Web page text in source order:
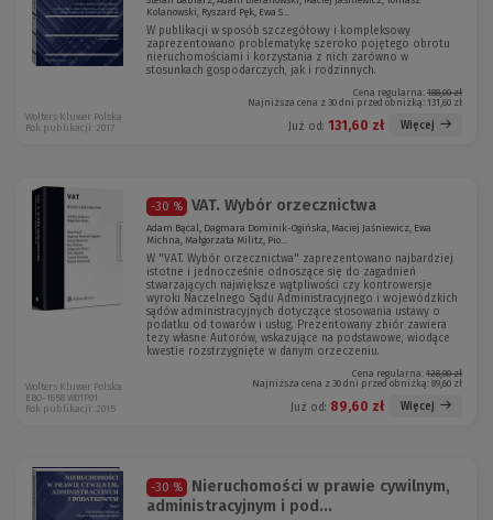
Kolanowski, Ryszard Pęk, Ewa S...
W publikacji w sposób szczegółowy i kompleksowy
zaprezentowano problematykę szeroko pojętego obrotu
nieruchomościami i korzystania z nich zarówno w
stosunkach gospodarczych, jak i rodzinnych.
Cena regularna: 188,00 zł
Najniższa cena z 30 dni przed obniżką: 131,60 zł
Już od: 131,60 zł Więcej
Wolters Kluwer Polska
Rok publikacji: 2017
-30 % VAT. Wybór orzecznictwa
Adam Bącal, Dagmara Dominik-Ogińska, Maciej Jaśniewicz, Ewa
Michna, Małgorzata Militz, Pio...
W "VAT. Wybór orzecznictwa" zaprezentowano najbardziej
istotne i jednocześnie odnoszące się do zagadnień
stwarzających największe wątpliwości czy kontrowersje
wyroki Naczelnego Sądu Administracyjnego i wojewódzkich
sądów administracyjnych dotyczące stosowania ustawy o
podatku od towarów i usług. Prezentowany zbiór zawiera
tezy własne Autorów, wskazujące na podstawowe, wiodące
kwestie rozstrzygnięte w danym orzeczeniu.
Cena regularna: 128,00 zł
Najniższa cena z 30 dni przed obniżką: 89,60 zł
Już od: 89,60 zł Więcej
Wolters Kluwer Polska
EBO-1658 W01P01
Rok publikacji: 2015
-30 %
Nieruchomości w prawie cywilnym,
administracyjnym i pod...